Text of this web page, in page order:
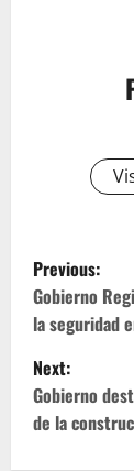
P
o
s
t
n
Previous:
Gobierno
la seguridad
Next:
Gobierno
de la